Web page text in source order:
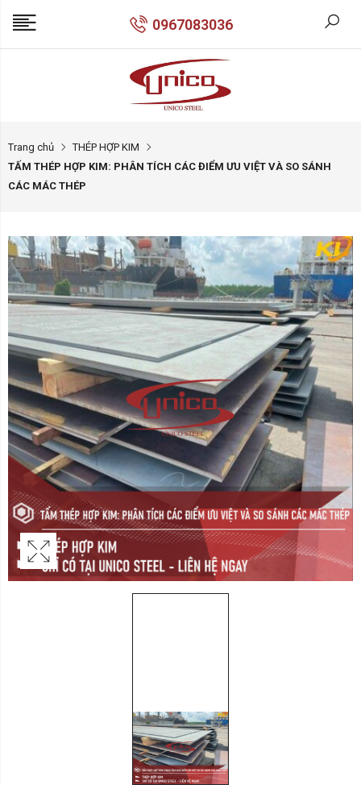
0967083036
Trang chủ
THÉP HỢP KIM
TẤM THÉP HỢP KIM: PHÂN TÍCH CÁC ĐIỂM ƯU VIỆT VÀ SO SÁNH
CÁC MÁC THÉP